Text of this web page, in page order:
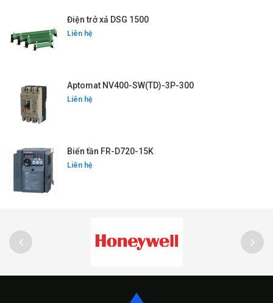
Điện trở xả DSG 1500
Liên hệ
Aptomat NV400-SW(TD)-3P-300
Liên hệ
Biến tần FR-D720-15K
Liên hệ